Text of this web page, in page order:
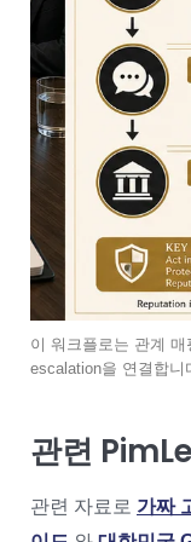
이 워크플로는 관계
escalation을 연결합니
관련
관련 자료로 가짜